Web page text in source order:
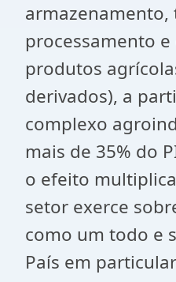
processamento
produtos
derivados), a
complexo
mais de 35% do
o efeito
setor exerce
como um todo e
País em